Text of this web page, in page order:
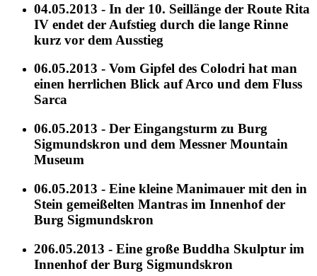
04.05.2013 - In der 10. Seillänge der Route Rita
IV endet der Aufstieg durch die lange Rinne
kurz vor dem Ausstieg
06.05.2013 - Vom Gipfel des Colodri hat man
einen herrlichen Blick auf Arco und dem Fluss
Sarca
06.05.2013 - Der Eingangsturm zu Burg
Sigmundskron und dem Messner Mountain
Museum
06.05.2013 - Eine kleine Manimauer mit den in
Stein gemeißelten Mantras im Innenhof der
Burg Sigmundskron
206.05.2013 - Eine große Buddha Skulptur im
Innenhof der Burg Sigmundskron